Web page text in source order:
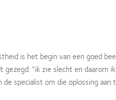
is het begin van een goed
“ik zie slecht en daarom
specialist om die oplossing aan